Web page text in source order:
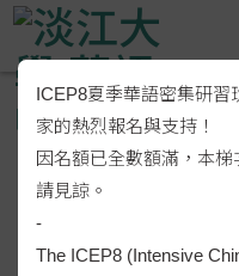
ICEP8夏季華語密集研習
家的熱烈報名與支持！
因名額已全數額滿，本
請見諒。
-
The ICEP8 (Intensive